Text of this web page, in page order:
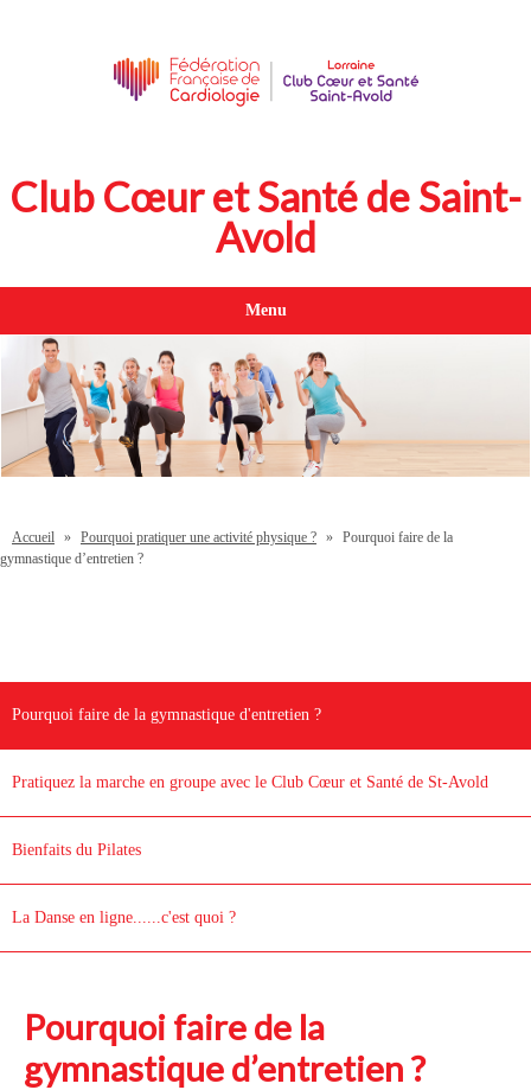
Club Cœur et Santé de Saint-
Avold
Menu
Accueil » Pourquoi pratiquer une activité physique ? » Pourquoi faire de la
gymnastique d’entretien ?
Pourquoi faire de la gymnastique d'entretien ?
Pratiquez la marche en groupe avec le Club Cœur et Santé de St-Avold
Bienfaits du Pilates
La Danse en ligne......c'est quoi ?
Pourquoi faire de la
gymnastique d’entretien ?